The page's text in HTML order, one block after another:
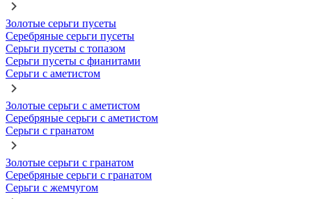
Золотые серьги пусеты
Серебряные серьги пусеты
Серьги пусеты с топазом
Серьги пусеты с фианитами
Серьги с аметистом
Золотые серьги с аметистом
Серебряные серьги с аметистом
Серьги с гранатом
Золотые серьги с гранатом
Серебряные серьги с гранатом
Серьги с жемчугом